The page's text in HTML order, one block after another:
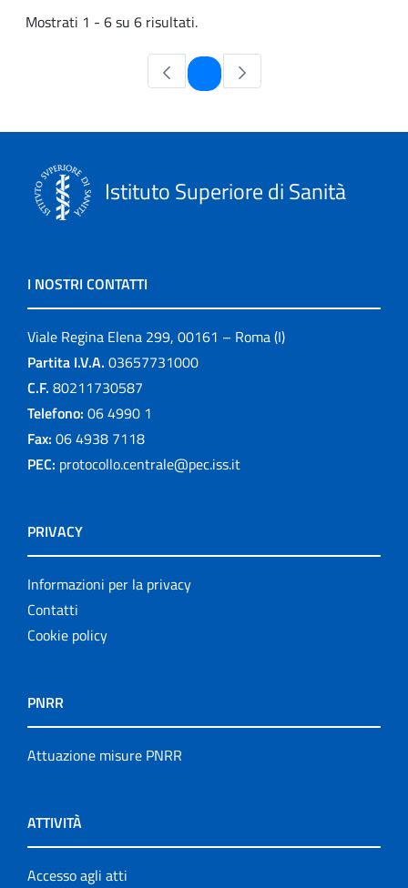
Mostrati 1 - 6 su 6 risultati.
Pagina
Istituto Superiore di Sanità
I NOSTRI CONTATTI
Viale Regina Elena 299, 00161 – Roma (I)
Partita I.V.A. 03657731000
C.F. 80211730587
Telefono: 06 4990 1
Fax: 06 4938 7118
PEC: protocollo.centrale@pec.iss.it
PRIVACY
Informazioni per la privacy
Contatti
Cookie policy
PNRR
Attuazione misure PNRR
ATTIVITÀ
Accesso agli atti